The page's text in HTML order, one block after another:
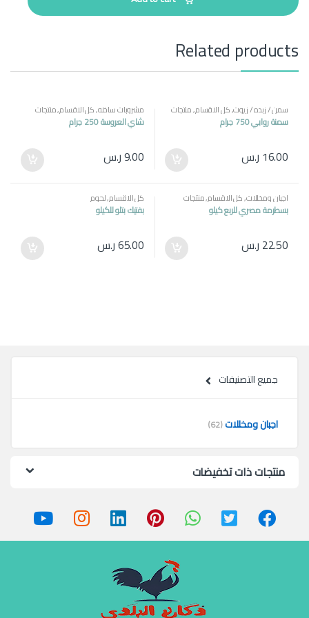
i
Related products
سمن / زبده / زيوت,كل الاقسام,منتجات
مصرية
سمنة روابي 750 جرام
16.00 ر.س
مشروبات ساخنه,كل الاقسام,منتجات
مصرية
شاي العروسة 250 جرام
9.00ر.س
اجبان ومخللات,كل الاقسام,منتجات
مصرية
بسطرمة مصري للربع كيلو
22.50 ر.س
كل الاقسام,لحوم
بفتيك بتلو للكيلو
65.00ر.س
جميع التصنيفات
اجبان ومخللات(62)
منتجات ذات تخفيضات